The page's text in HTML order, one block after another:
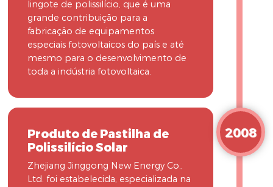
lingote de polissilício, que é uma
grande contribuição para a
fabricação de equipamentos
especiais fotovoltaicos do país e até
mesmo para o desenvolvimento de
toda a indústria fotovoltaica.
Produto de Pastilha de
Polissilício Solar
Zhejiang Jinggong New Energy Co.,
Ltd. foi estabelecida, especializada na
2008